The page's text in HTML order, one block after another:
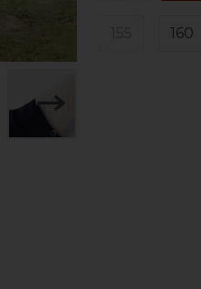
160